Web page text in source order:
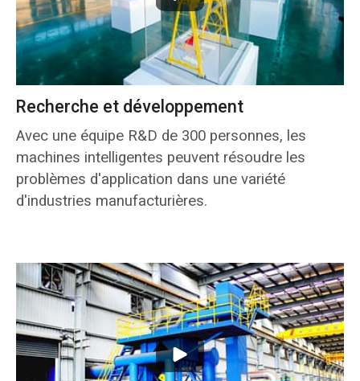
Recherche et développement
Avec une équipe R&D de 300 personnes, les
machines intelligentes peuvent résoudre les
problèmes d'application dans une variété
d'industries manufacturières.